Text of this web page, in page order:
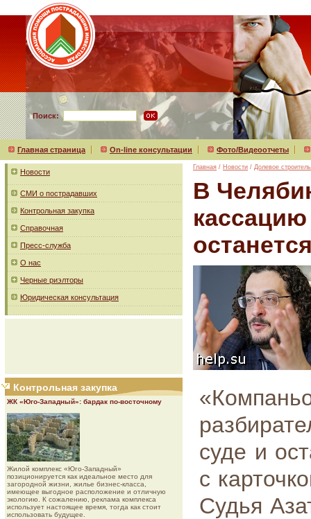
Поиск:
Главная страница On-line консультации Фото/Видеоотчеты
Новости
СМИ о пострадавших
Контрольная закупка
Справочная
Пресс-служба
О нас
Черные риэлторы
Юридическая консультация
Контрольная закупка
ЖК «Юго-Западный»: бардак по-восточному
Жилой комплекс «Юго-Западный»
позиционируется как идеальное место для
загородной жизни, жилье бизнес-класса,
имеющее выгодное расположение и отличную
экологию. К сожалению, реклама комплекса
использует настоящее время, тогда как стоит
использовать будущее.
Главная / Новости / Долевое
В
суде и
с
Судья